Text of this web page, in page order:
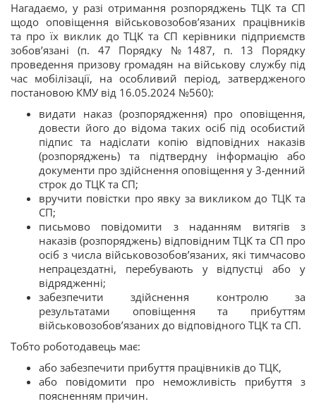
Нагадаємо, у разі отримання розпоряджень ТЦК та СП
щодо оповіщення військовозобов’язаних працівників
та про їх виклик до ТЦК та СП керівники підприємств
зобов’язані (п. 47 Порядку №1487, п. 13 Порядку
проведення призову громадян на військову службу під
час мобілізації, на особливий період, затвердженого
постановою КМУ від 16.05.2024 №560):
видати наказ (розпорядження) про оповіщення,
довести його до відома таких осіб під особистий
підпис та надіслати копію відповідних наказів
(розпоряджень) та підтвердну інформацію або
документи про здійснення оповіщення у 3-денний
строк до ТЦК та СП;
вручити повістки про явку за викликом до ТЦК та
СП;
письмово повідомити з наданням витягів з
наказів (розпоряджень) відповідним ТЦК та СП про
осіб з числа військовозобов’язаних, які тимчасово
непрацездатні, перебувають у відпустці або у
відрядженні;
забезпечити здійснення контролю за
результатами оповіщення та прибуттям
військовозобов’язаних до відповідного ТЦК та СП.
Тобто роботодавець має:
або забезпечити прибуття працівників до ТЦК,
або повідомити про неможливість прибуття з
поясненням причин.